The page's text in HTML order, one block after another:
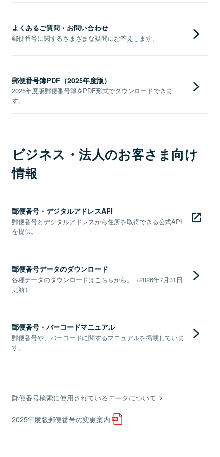
よくあるご質問・お問い合わせ
郵便番号に関するさまざまな疑問にお答えします。
郵便番号簿PDF（2025年度版）
2025年度版郵便番号簿をPDF形式でダウンロードできま
す。
ビジネス・法人のお客さま向け
情報
郵便番号・デジタルアドレスAPI
郵便番号とデジタルアドレスから住所を取得できる公式API
を提供。
郵便番号データのダウンロード
各種データのダウンロードはこちらから。（2026年7月31日
更新）
郵便番号・バーコードマニュアル
郵便番号や、バーコードに関するマニュアルを掲載していま
す。
郵便番号検索に使用されているデータについて
2025年度版郵便番号の変更案内